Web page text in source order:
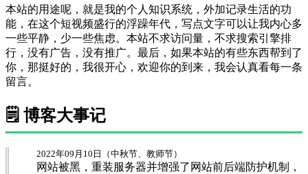
本站的用途呢，就是我的个人知识系统，外加记录生活的功
能，在这个短视频盛行的浮躁年代，写点文字可以让我内心多
一些平静，少一些焦虑。本站不求访问量，不求搜索引擎排
行，没有广告，没有推广。最后，如果本站的有些东西帮到了
你，那挺好的，我很开心，欢迎你的到来，我会认真看每一条
留言。
🗒️ 博客大事记
2022年09月10日（中秋节、教师节）
网站被黑，重装服务器并增强了网站前后端防护机制，